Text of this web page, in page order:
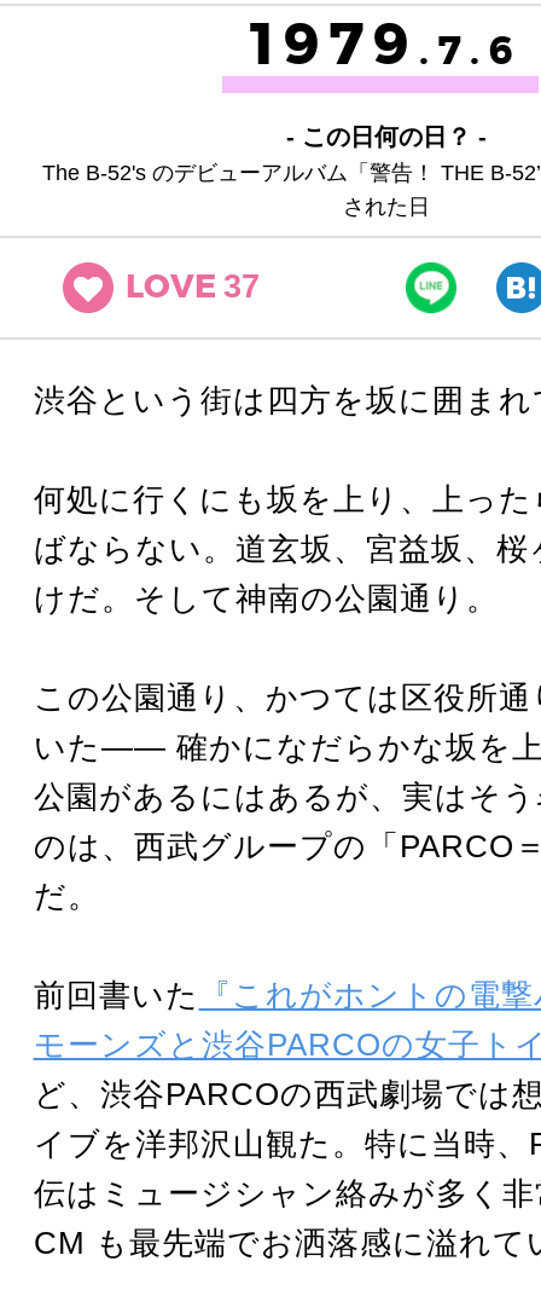
1979 .7.6
- この日何の日？ -
The B-52's のデビューアルバム「警告！ THE B-
された日
LOVE 37
渋谷という街は四方を坂に囲ま
何処に行くにも坂を上り、上っ
ばならない。道玄坂、宮益坂、桜
けだ。そして神南の公園通り。
この公園通り、かつては区役所
いた―― 確かになだらかな坂を
公園があるにはあるが、実はそ
のは、西武グループの「PARCO
だ。
前回書いた
『これがホントの電
モーンズと渋谷PARCOの女子ト
ど、渋谷PARCOの西武劇場では
イブを洋邦沢山観た。特に当時、
伝はミュージシャン絡みが多く
CM も最先端でお洒落感に溢れて